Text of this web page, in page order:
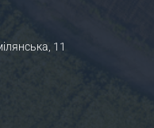
11